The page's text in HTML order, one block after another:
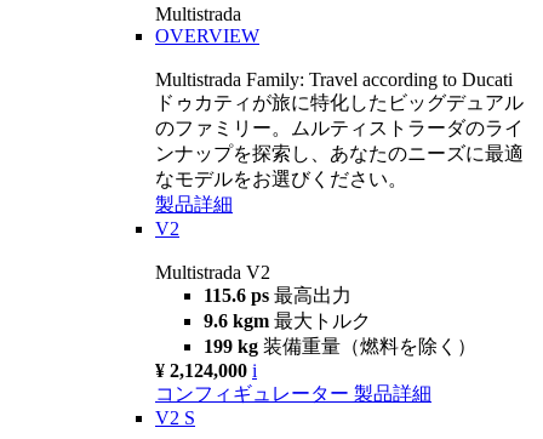
Multistrada
OVERVIEW
Multistrada Family: Travel according to Ducati
ドゥカティが旅に特化したビッグデュアル
のファミリー。ムルティストラーダのライ
ンナップを探索し、あなたのニーズに最適
なモデルをお選びください。
製品詳細
V2
Multistrada V2
115.6 ps 最高出力
9.6 kgm 最大トルク
199 kg 装備重量（燃料を除く）
¥ 2,124,000 i
コンフィギュレーター 製品詳細
V2 S